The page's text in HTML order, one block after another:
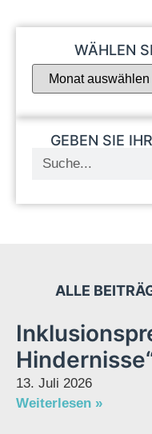
WÄHLEN
GEBEN SIE
ALLE
13. Juli 2026
Weiterlesen »